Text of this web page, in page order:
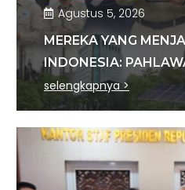
Agustus 5, 2026
MEREKA YANG
INDONESIA:
SETIAP STANDAR
selengkapnya >